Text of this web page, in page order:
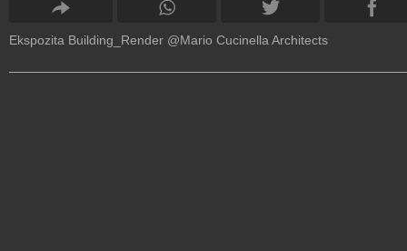
Ekspozita Building_Render @Mario Cucinella Architects